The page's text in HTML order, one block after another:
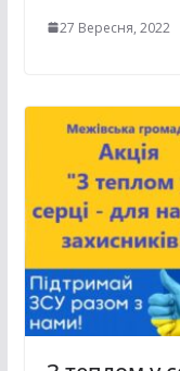
27 Вересня, 2022